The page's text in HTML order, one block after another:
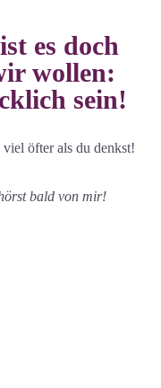
es doch
wollen:
sein!
öfter als du denkst!
bald von mir!